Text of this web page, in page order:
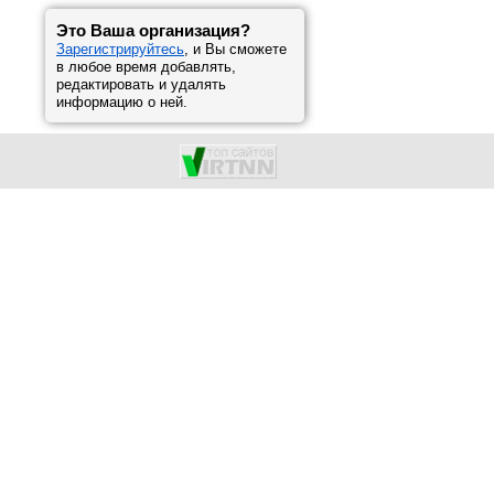
Это Ваша организация?
Зарегистрируйтесь, и Вы сможете
в любое время добавлять,
редактировать и удалять
информацию о ней.